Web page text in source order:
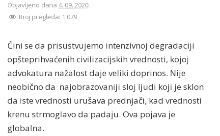
Objavljeno dana 4. 09. 2020.
Broj pregleda: 1.079
Čini se da prisustvujemo intenzivnoj degradaciji
opšteprihvaćenih civilizacijskih vrednosti, kojoj
advokatura nažalost daje veliki doprinos. Nije
neobično da najobrazovaniji sloj ljudi koji je sklon
da iste vrednosti urušava prednjači, kad vrednosti
krenu strmoglavo da padaju. Ova pojava je
globalna.